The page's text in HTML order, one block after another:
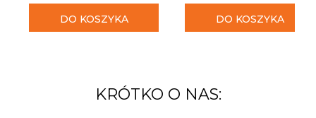
DO KOSZYKA DO KOSZYKA
KRÓTKO O NAS: